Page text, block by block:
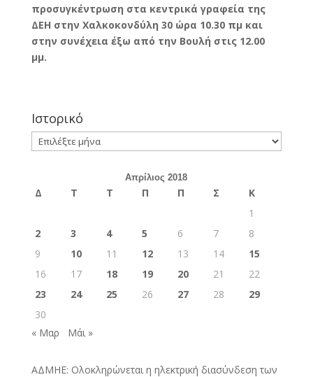
προσυγκέντρωση στα κεντρικά γραφεία της
ΔΕΗ στην Χαλκοκονδύλη 30 ώρα 10.30 πμ και
στην συνέχεια έξω από την Βουλή στις 12.00
μμ.
Ιστορικό
Ιστορικό
Απρίλιος 2018
Δ Τ Τ Π Π Σ
Κ
1
2
3 4 5 6 7
8
9
10 11 12 13 14
15
16
17 18 19 20 21
22
23
24 25 26 27 28
29
30
« Μαρ
Μάι »
ΑΔΜΗΕ: Ολοκληρώνεται η ηλεκτρική διασύνδεση των